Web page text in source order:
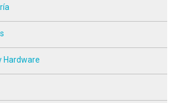
Hardware